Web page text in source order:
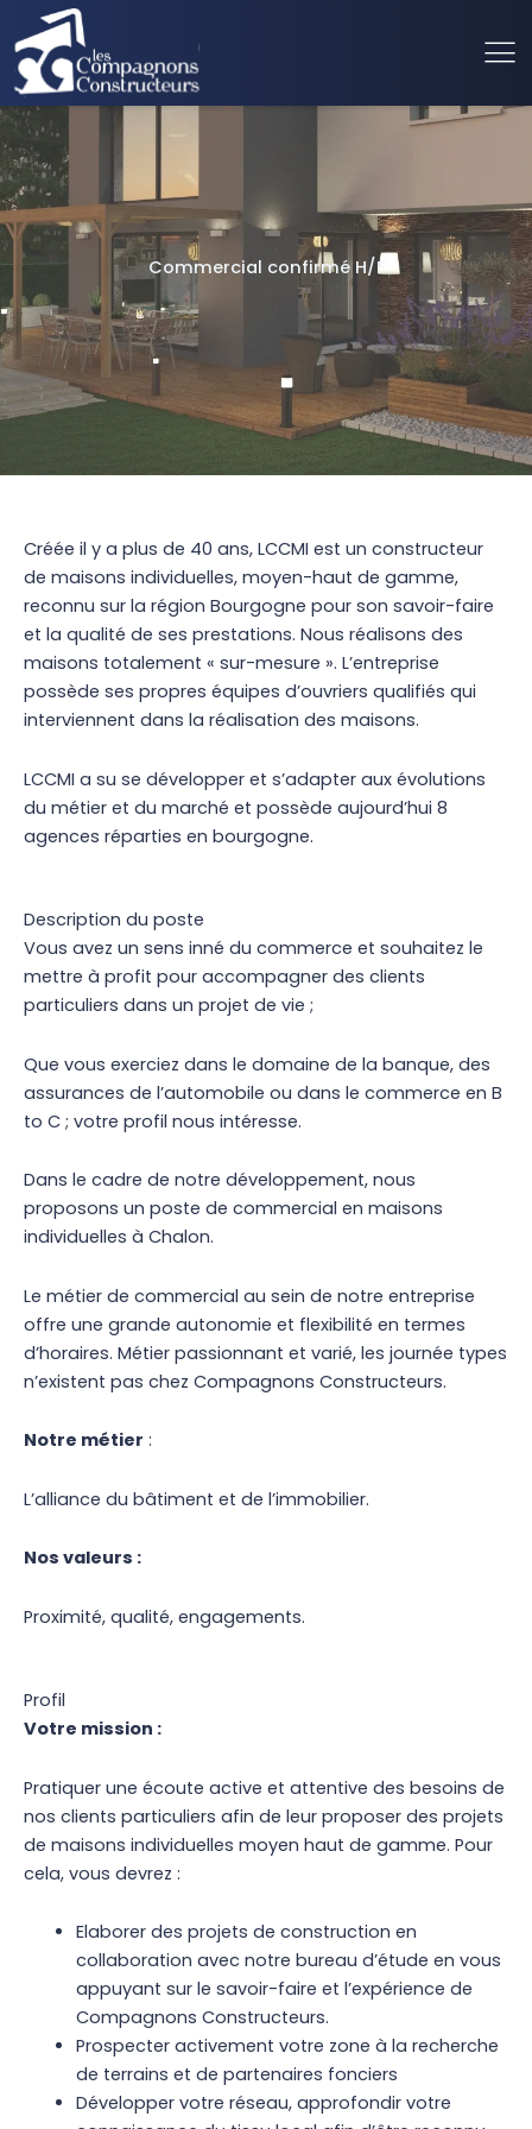
Commercial confirmé H/F
Créée il y a plus de 40 ans, LCCMI est un constructeur
de maisons individuelles, moyen-haut de gamme,
reconnu sur la région Bourgogne pour son savoir-faire
et la qualité de ses prestations. Nous réalisons des
maisons totalement « sur-mesure ». L’entreprise
possède ses propres équipes d’ouvriers qualifiés qui
interviennent dans la réalisation des maisons.
LCCMI a su se développer et s’adapter aux évolutions
du métier et du marché et possède aujourd’hui 8
agences réparties en bourgogne.
Description du poste
Vous avez un sens inné du commerce et souhaitez le
mettre à profit pour accompagner des clients
particuliers dans un projet de vie ;
Que vous exerciez dans le domaine de la banque, des
assurances de l’automobile ou dans le commerce en B
to C ; votre profil nous intéresse.
Dans le cadre de notre développement, nous
proposons un poste de commercial en maisons
individuelles à Chalon.
Le métier de commercial au sein de notre entreprise
offre une grande autonomie et flexibilité en termes
d’horaires. Métier passionnant et varié, les journée types
n’existent pas chez Compagnons Constructeurs.
Notre métier :
L’alliance du bâtiment et de l’immobilier.
Nos valeurs :
Proximité, qualité, engagements.
Profil
Votre mission :
Pratiquer une écoute active et attentive des besoins de
nos clients particuliers afin de leur proposer des projets
de maisons individuelles moyen haut de gamme. Pour
cela, vous devrez :
Elaborer des projets de construction en
collaboration avec notre bureau d’étude en vous
appuyant sur le savoir-faire et l’expérience de
Compagnons Constructeurs.
Prospecter activement votre zone à la recherche
de terrains et de partenaires fonciers
Développer votre réseau, approfondir votre